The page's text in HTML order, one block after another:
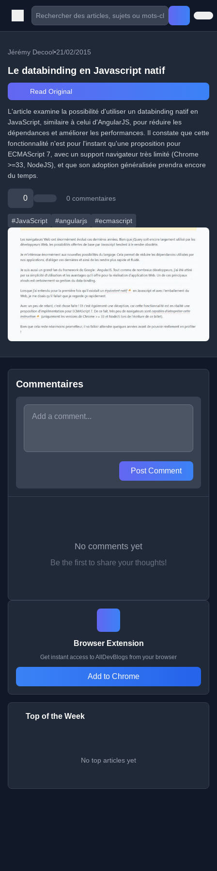
Jérémy Decool•21/02/2015
Le databinding en Javascript natif
Read Original
L'article examine la possibilité d'utiliser un databinding natif en
JavaScript, similaire à celui d'AngularJS, pour réduire les
dépendances et améliorer les performances. Il constate que cette
fonctionnalité n'est pour l'instant qu'une proposition pour
ECMAScript 7, avec un support navigateur très limité (Chrome
>=33, NodeJS), et que son adoption généralisée prendra encore
du temps.
0 0 commentaires
#JavaScript #angularjs #ecmascript
Commentaires
Post Comment
No comments yet
Be the first to share your thoughts!
Browser Extension
Get instant access to AllDevBlogs from your browser
Add to Chrome
Top of the Week
No top articles yet